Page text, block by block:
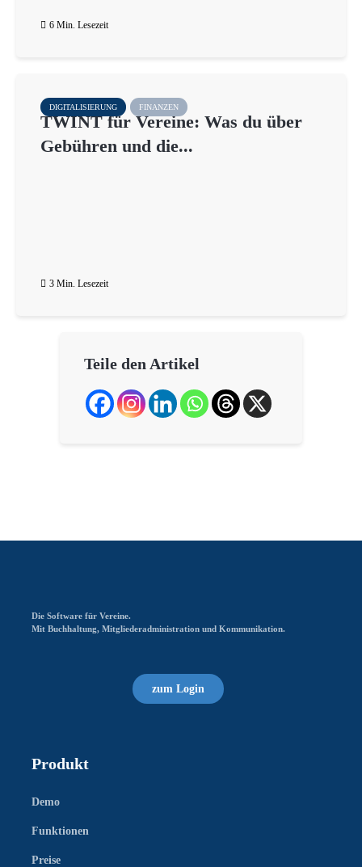
6 Min. Lesezeit
DIGITALISIERUNG FINANZEN
TWINT für Vereine: Was du über
Gebühren und die...
3 Min. Lesezeit
Teile den Artikel
Die Software für Vereine.
Mit Buchhaltung, Mitgliederadministration und Kommunikation.
zum Login
Produkt
Demo
Funktionen
Preise